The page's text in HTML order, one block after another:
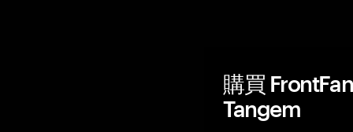
購買
Tangem